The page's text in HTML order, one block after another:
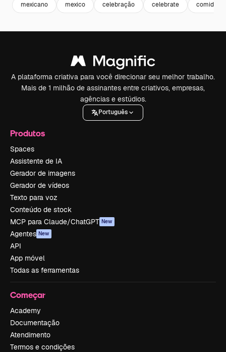
mexicano mexico celebração celebrate comida
A plataforma criativa para você direcionar seu melhor trabalho.
Mais de 1 milhão de assinantes entre criativos, empresas,
agências e estúdios.
Português
Produtos
Spaces
Assistente de IA
Gerador de imagens
Gerador de vídeos
Texto para voz
Conteúdo de stock
MCP para Claude/ChatGPT New
Agentes New
API
App móvel
Todas as ferramentas
Começar
Academy
Documentação
Atendimento
Termos e condições